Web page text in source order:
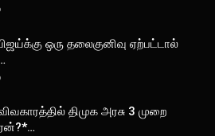
ஒரு தலைகுனிவு ஏற்பட்டால்
திமுக அரசு 3 முறை